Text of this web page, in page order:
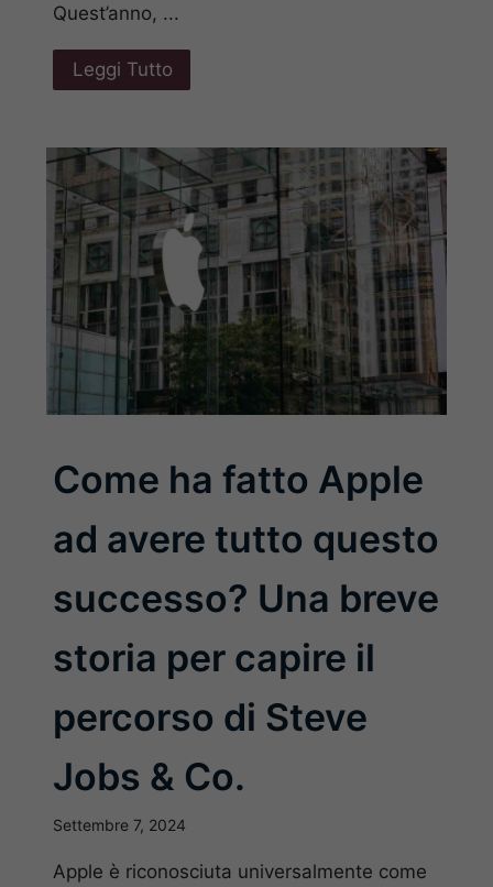
Quest’anno, ...
Leggi Tutto
Come ha fatto Apple
ad avere tutto questo
successo? Una breve
storia per capire il
percorso di Steve
Jobs & Co.
Settembre 7, 2024
Apple è riconosciuta universalmente come